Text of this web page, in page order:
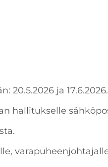
20.5.2026 ja 17.6.2026.
hallitukselle